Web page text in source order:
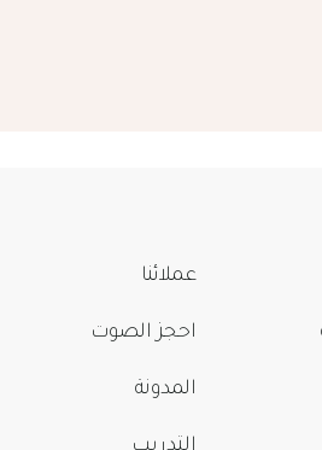
عملائنا
احجز الصوت
المدونة